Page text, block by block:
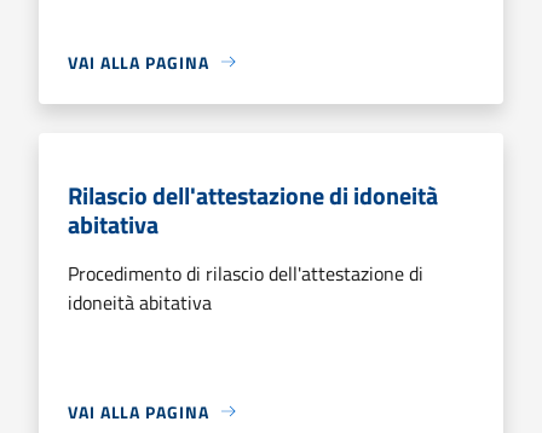
VAI ALLA PAGINA
Rilascio dell'attestazione di idoneità
abitativa
Procedimento di rilascio dell'attestazione di
idoneità abitativa
VAI ALLA PAGINA